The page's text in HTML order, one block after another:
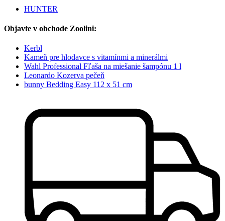
HUNTER
Objavte v obchode Zoolini:
Kerbl
Kameň pre hlodavce s vitamínmi a minerálmi
Wahl Professional Fľaša na miešanie šampónu 1 l
Leonardo Kozerva pečeň
bunny Bedding Easy 112 x 51 cm